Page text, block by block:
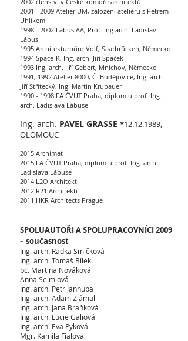
2001 - 2009 Atelier UM, založení ateliéru s Petrem
Uhlíkem
1998 - 2002 Lábus AA, Prof. Ing.arch. Ladislav
Lábus
1995 Architekturbűro Volf, Saarbrűcken, Německo
1994 Space-K, Ing. arch. Jiří Špaček
1993 Ing. arch. Jiří Gebert, Mnichov, Německo
1991, 1992 Atelier 8000, Č. Budějovice, Ing. arch.
Jiří Střítecký, Ing. Martin Krupauer
1990 - 1998 FA ČVUT Praha, diplom u prof. Ing.
arch. Ladislava Lábuse
Ing. arch. PAVEL GRASSE *12.12.1989,
OLOMOUC
2015 Archimat
2015 FA ČVUT Praha, diplom u prof. Ing. arch.
Ladislava Lábuse
2014 L2O Architekti
2012 R21 Architekti
2011 HKR Architects Prague
SPOLUAUTOŘI A SPOLUPRACOVNÍCI 2009
– současnost
Ing. arch. Radka Smičková
Ing. arch. Tomáš Bílek
bc. Martina Nováková
Anna Seimlová
Ing. arch. Petr Janhuba
Ing. arch. Adam Zlámal
Ing. arch. Jana Braňková
Ing. arch. Lucie Galiová
Ing. arch. Eva Pyková
Mgr. Kamila Fialová